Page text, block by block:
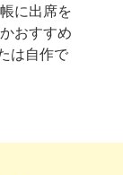
に出席を
おすすめ
は自作で